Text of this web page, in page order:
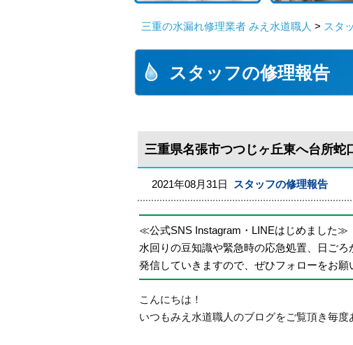
三重の水漏れ修理業者 みえ水道職人 > スタ
スタッフの修理報告
三重県名張市つつじヶ丘東へ台所
2021年08月31日 スタッフの修理報告
≪公式SNS Instagram・LINEはじめました≫
水回りの豆知識や緊急時の応急処置、日ご
発信していきますので、ぜひフォローをお願
こんにちは！
いつもみえ水道職人のブログをご覧頂き毎度